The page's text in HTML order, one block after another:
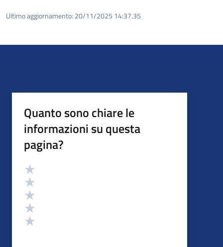
Ultimo aggiornamento: 20/11/2025 14:37.35
Quanto sono chiare le
informazioni su questa
pagina?
Valutazione